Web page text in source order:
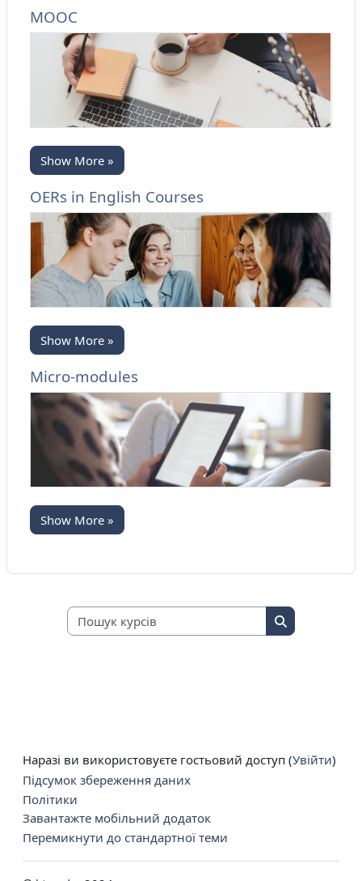
MOOC
Show More »
OERs in English Courses
Show More »
Micro-modules
Show More »
Пошук курсів
Пошук курсів
Наразі ви використовуєте гостьовий доступ (Увійти)
Підсумок збереження даних
Політики
Завантажте мобільний додаток
Перемикнути до стандартної теми